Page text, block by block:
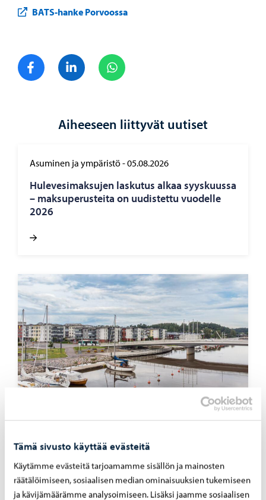
Tämä sivusto käyttää evästeitä
Käytämme evästeitä tarjoamamme sisällön ja mainosten
räätälöimiseen, sosiaalisen median ominaisuuksien tukemiseen
ja kävijämäärämme analysoimiseen. Lisäksi jaamme sosiaalisen
BATS-hanke Porvoossa
Jaa FacebookJaa LinkedIn
Aiheeseen liittyvät uutiset
Asuminen ja ympäristö-05.08.2026
Hu­le­ve­si­mak­su­jen las­ku­tus alkaa syys­kuus­sa
– mak­su­pe­rus­tei­ta on uu­dis­tet­tu vuo­del­le
2026
Aleksanterinkadun silta-03.08.2026
Alek­san­te­rin­ka­dun silta ava­taan lii­ken­teel­le